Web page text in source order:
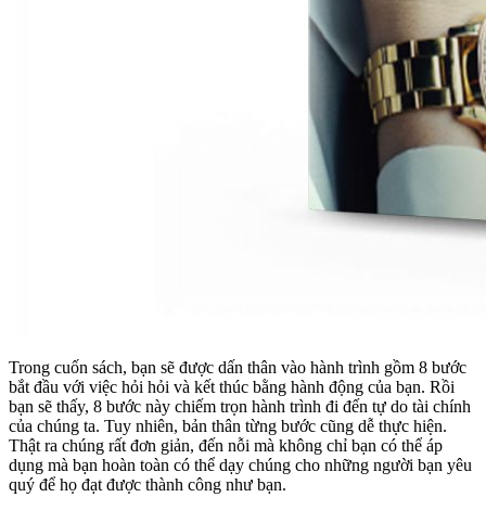
Trong cuốn sách, bạn sẽ được dấn thân vào hành trình gồm 8 bước
bắt đầu với việc hỏi hỏi và kết thúc bằng hành động của bạn. Rồi
bạn sẽ thấy, 8 bước này chiếm trọn hành trình đi đến tự do tài chính
của chúng ta. Tuy nhiên, bản thân từng bước cũng dễ thực hiện.
Thật ra chúng rất đơn giản, đến nỗi mà không chỉ bạn có thể áp
dụng mà bạn hoàn toàn có thể dạy chúng cho những người bạn yêu
quý để họ đạt được thành công như bạn.